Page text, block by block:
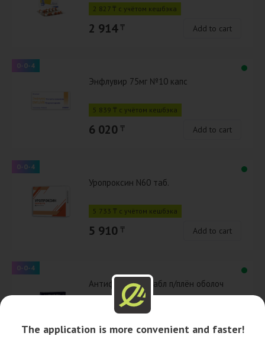
2 827 ₸ с учётом кешбэка
2 914 ₸ Add to cart
0-0-4
Энфлувир 75мг №10 капс
5 839 ₸ с учётом кешбэка
6 020 ₸ Add to cart
0-0-4
Уропроксин N60 таб.
5 733 ₸ с учётом кешбэка
5 910 ₸ Add to cart
0-0-4
Антифлу № 12 табл п/плён оболоч
2 381 ₸ с учётом кешбэка
2 455 ₸ Add to cart
The application is more convenient and faster!